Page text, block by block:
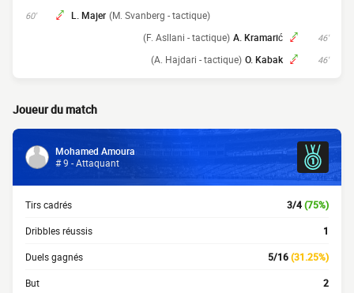
60' L. Majer (M. Svanberg - tactique)
46'
A. Kramarić
(F. Asllani - tactique)
46'
O. Kabak
(A. Hajdari - tactique)
Joueur du match
Mohamed Amoura
# 9 - Attaquant
Tirs cadrés 3/4(75%)
Dribbles réussis 1
Duels gagnés 5/16(31.25%)
But 2